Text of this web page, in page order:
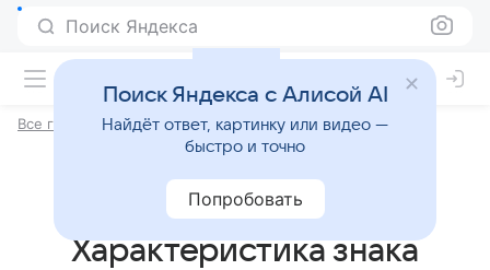
Поиск Яндекса
Все гороскопы Китайский гороскоп
Характеристика знака
Поиск Яндекса с Алисой AI
Найдёт ответ, картинку или видео —
быстро и точно
Попробовать